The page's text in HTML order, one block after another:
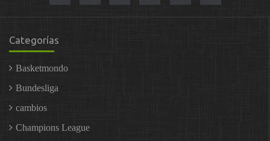
Categorías
Basketmondo
Bundesliga
cambios
Champions League